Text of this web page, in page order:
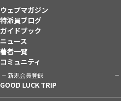
ウェブマガジン
特派員ブログ
ガイドブック
ニュース
著者一覧
コミュニティ
新規会員登録
GOOD LUCK TRIP